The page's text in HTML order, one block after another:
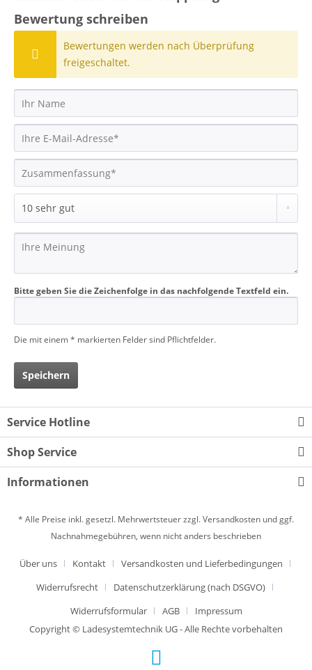
Bewertung schreiben
Bewertungen werden nach Überprüfung
freigeschaltet.
Bitte geben Sie die Zeichenfolge in das nachfolgende Textfeld ein.
Die mit einem * markierten Felder sind Pflichtfelder.
Speichern
Service Hotline
Shop Service
Informationen
* Alle Preise inkl. gesetzl. Mehrwertsteuer zzgl.Versandkosten und ggf.
Nachnahmegebühren, wenn nicht anders beschrieben
Über uns Kontakt
Versandkosten und Lieferbedingungen
Widerrufsrecht
Datenschutzerklärung (nach DSGVO)
Widerrufsformular
AGB
Impressum
Copyright © Ladesystemtechnik UG - Alle Rechte vorbehalten